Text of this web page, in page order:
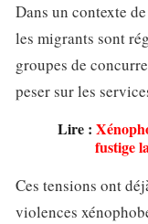
Dans un contexte
les migrants sont
groupes de
peser sur les
Lire :
fustige
Ces tensions ont
violences